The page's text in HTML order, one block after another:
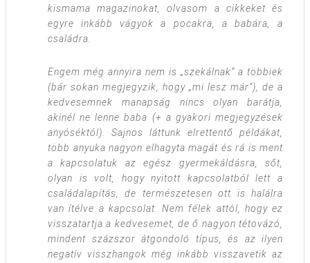
kismama magazinokat, olvasom a cikkeket és
egyre inkább vágyok a pocakra, a babára, a
családra.
Engem még annyira nem is „szekálnak” a többiek
(bár sokan megjegyzik, hogy „mi lesz már”), de a
kedvesemnek manapság nincs olyan barátja,
akinél ne lenne baba (+ a gyakori megjegyzések
anyóséktól). Sajnos láttunk elrettentő példákat,
több anyuka nagyon elhagyta magát és rá is ment
a kapcsolatuk az egész gyermekáldásra, sőt,
olyan is volt, hogy nyitott kapcsolatból lett a
családalapítás, de természetesen ott is halálra
van ítélve a kapcsolat. Nem félek attól, hogy ez
visszatartja a kedvesemet, de ő nagyon tétovázó,
mindent százszor átgondoló típus, és az ilyen
negatív visszhangok még inkább visszavetik az